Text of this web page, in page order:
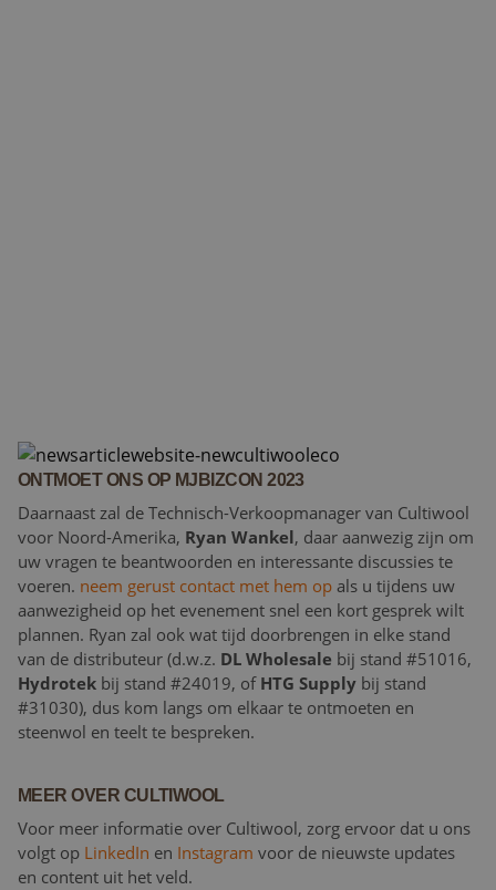
ONTMOET ONS OP MJBIZCON 2023
Daarnaast zal de Technisch-Verkoopmanager van Cultiwool
voor Noord-Amerika, Ryan Wankel, daar aanwezig zijn om
uw vragen te beantwoorden en interessante discussies te
voeren. neem gerust contact met hem op als u tijdens uw
aanwezigheid op het evenement snel een kort gesprek wilt
plannen. Ryan zal ook wat tijd doorbrengen in elke stand
van de distributeur (d.w.z. DL Wholesale bij stand #51016,
Hydrotek bij stand #24019, of HTG Supply bij stand
#31030), dus kom langs om elkaar te ontmoeten en
steenwol en teelt te bespreken.
MEER OVER CULTIWOOL
Voor meer informatie over Cultiwool, zorg ervoor dat u ons
volgt op LinkedIn en Instagram voor de nieuwste updates
en content uit het veld.